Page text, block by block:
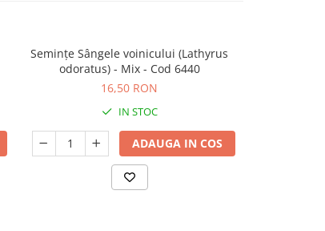
Semințe Sângele voinicului (Lathyrus
odoratus) - Mix - Cod 6440
16,50 RON
IN STOC
ADAUGA IN COS